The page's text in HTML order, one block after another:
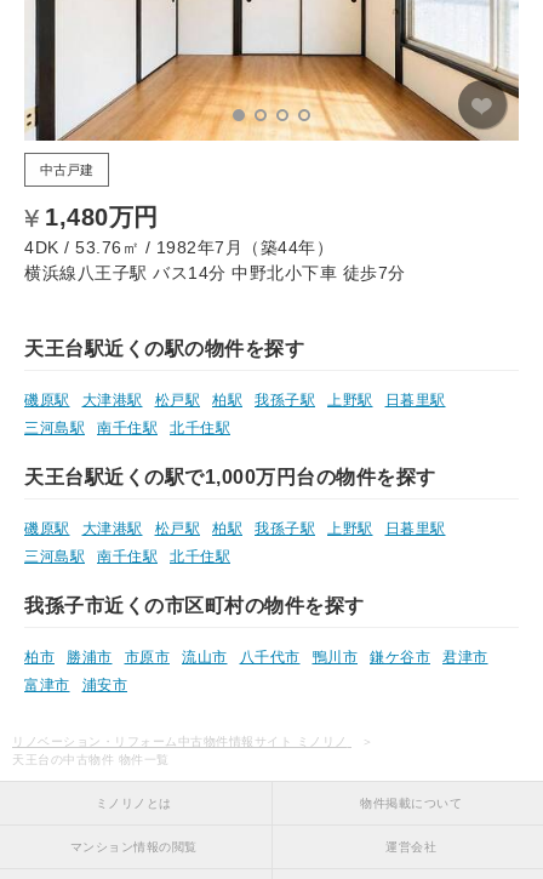
中古戸建
1,480万円
4DK / 53.76㎡ / 1982年7月（築44年）
横浜線八王子駅 バス14分 中野北小下車 徒歩7分
天王台駅近くの駅の物件を探す
磯原駅 大津港駅 松戸駅 柏駅 我孫子駅 上野駅
日暮里駅
三河島駅
南千住駅 北千住駅
天王台駅近くの駅で1,000万円台の物件を探す
磯原駅 大津港駅 松戸駅 柏駅 我孫子駅 上野駅
日暮里駅
三河島駅
南千住駅 北千住駅
我孫子市近くの市区町村の物件を探す
柏市 勝浦市 市原市 流山市 八千代市 鴨川市 鎌ケ谷市
君津市
富津市
浦安市
リノベーション・リフォーム中古物件情報サイト ミノリノ
天王台の中古物件 物件一覧
ミノリノとは 物件掲載について
マンション情報の閲覧 運営会社